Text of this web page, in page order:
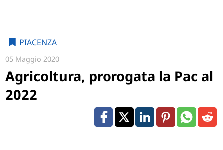
PIACENZA
05 Maggio 2020
Agricoltura, prorogata la Pac al
2022